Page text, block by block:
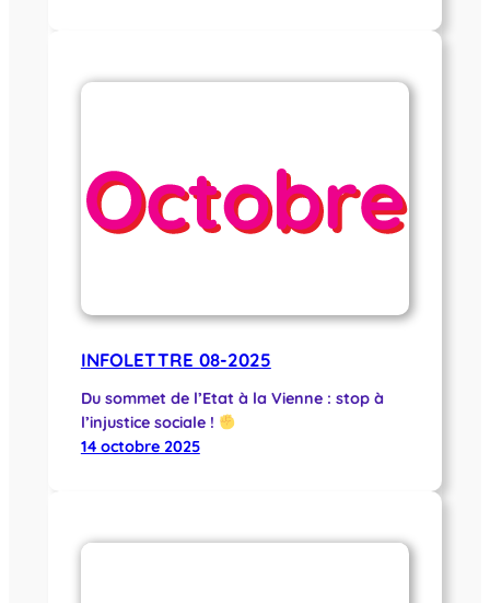
INFOLETTRE 08-2025
Du sommet de l’Etat à la Vienne : stop à
l’injustice sociale !
14 octobre 2025